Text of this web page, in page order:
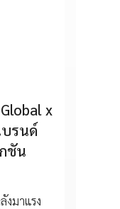
x
รนด์
ชัน
งมาแรง